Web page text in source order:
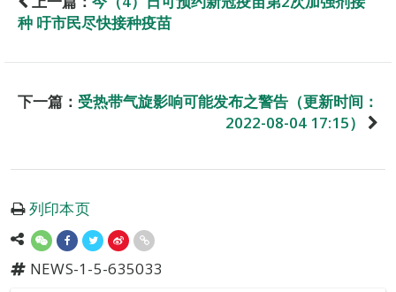
种 吁市民尽快接种疫苗
下一篇： 受热带气旋影响可能发布之警告（更新时间：
2022-08-04 17:15）
列印本页
NEWS-1-5-635033